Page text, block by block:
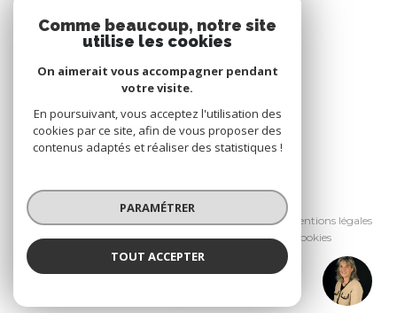
Amandine JOLIER
Espace propriétaire
Mentions légales
Admin
Politique RGPD Cookies
Réalisé par :
Comme beaucoup, notre site
utilise les cookies
On aimerait vous accompagner pendant
votre visite.
En poursuivant, vous acceptez l'utilisation des
cookies par ce site, afin de vous proposer des
contenus adaptés et réaliser des statistiques !
PARAMÉTRER
TOUT ACCEPTER